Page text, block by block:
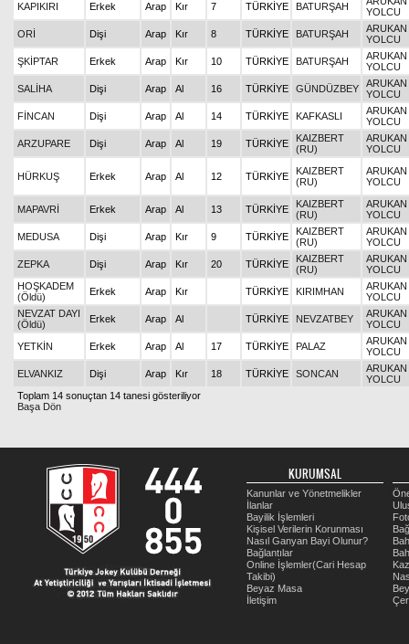
KAPIKIRI Erkek Arap Kır 7 TÜRKİYE BATURŞAH
YOLCU
ORİ
Dişi Arap Kır 8 TÜRKİYE BATURŞAH
ARUKAN
YOLCU
ŞKİPTAR
Erkek Arap Kır 10 TÜRKİYE BATURŞAH
ARUKAN
YOLCU
SALİHA
Dişi Arap Al 16 TÜRKİYE GÜNDÜZBEY
ARUKAN
YOLCU
FİNCAN
Dişi Arap Al 14 TÜRKİYE KAFKASLI
ARUKAN
YOLCU
ARZUPARE
Dişi Arap Al 19 TÜRKİYE
KAIZBERT
(RU)
ARUKAN
YOLCU
HÜRKUŞ Erkek Arap Al 12 TÜRKİYE
KAIZBERT
(RU)
ARUKAN
YOLCU
MAPAVRİ Erkek Arap Al 13 TÜRKİYE
KAIZBERT
(RU)
ARUKAN
YOLCU
MEDUSA
Dişi Arap Kır 9 TÜRKİYE
KAIZBERT
(RU)
ARUKAN
YOLCU
ZEPKA
Dişi Arap Kır 20 TÜRKİYE
KAIZBERT
(RU)
ARUKAN
YOLCU
HOŞKADEM
(Öldü)
Erkek Arap Kır TÜRKİYE KIRIMHAN
ARUKAN
YOLCU
NEVZAT DAYI
(Öldü)
Erkek Arap Al TÜRKİYE NEVZATBEY
ARUKAN
YOLCU
YETKİN
Erkek Arap Al 17 TÜRKİYE PALAZ
ARUKAN
YOLCU
ELVANKIZ
Dişi Arap Kır 18 TÜRKİYE SONCAN
ARUKAN
YOLCU
Toplam 14 sonuçtan 14 tanesi gösteriliyor
Başa Dön
KURUMSAL
Kanunlar ve Yönetmelikler
İlanlar
Bayilik İşlemleri
Kişisel Verilerin Korunması
Nasıl Ganyan Bayi Olunur?
Bağlantılar
Online İşlemler(Cari Hesap
Takibi)
Beyaz Masa
İletişim